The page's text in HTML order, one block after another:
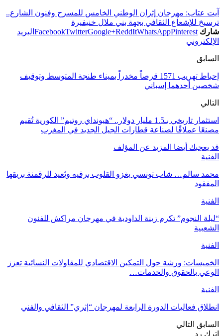
آيت عتاب: مهرجان إثران الوطني الخامس للمسرح وفنون الشارع..
ترسيخ للإشعاع الثقافي بجهة بني ملال خنيفيرة
شارك
FacebookTwitterGoogle+ReddItWhatsAppPinterest
البريد
الإلكتروني
السابق
إحباط تهريب 1571 قرصاً مخدراً بميناء طنجة المتوسط وتوقيف
شخصين أحدهما إسباني
التالي
استثمار تاريخي بـ1.5 مليار دولار.. “هيونداي روتيم” الكورية تُقيم
مصنعًا عملاقًا لصناعة قطارات الجيل الجديد في المغرب
قد يعجبك أيضا المزيد عن المؤلف
الفنية
محمد سالم… شاب تونسي يغزو القلوب برقيه ويُعيد للرقمنة بريقها
المفقود
الفنية
“ليلة النجوم” تكرم زينة الداودية في مهرجان مراكش للفنون
الشعبية
الفنية
الخميسات: ورشة حول التمكين الاقتصادي للمقاولات النسائية تعزز
الوعي بالحقوق والخدمات…
الفنية
انطلاق فعاليات الدورة الرابعة لمهرجان “إثري” الثقافي والفني
السابق التالي
اترك رد